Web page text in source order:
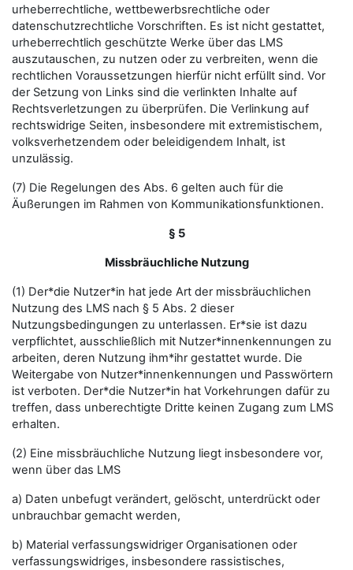
urheberrechtliche, wettbewerbsrechtliche oder
datenschutzrechtliche Vorschriften. Es ist nicht gestattet,
urheberrechtlich geschützte Werke über das LMS
auszutauschen, zu nutzen oder zu verbreiten, wenn die
rechtlichen Voraussetzungen hierfür nicht erfüllt sind. Vor
der Setzung von Links sind die verlinkten Inhalte auf
Rechtsverletzungen zu überprüfen. Die Verlinkung auf
rechtswidrige Seiten, insbesondere mit extremistischem,
volksverhetzendem oder beleidigendem Inhalt, ist
unzulässig.
(7) Die Regelungen des Abs. 6 gelten auch für die
Äußerungen im Rahmen von Kommunikationsfunktionen.
§ 5
Missbräuchliche Nutzung
(1) Der*die Nutzer*in hat jede Art der missbräuchlichen
Nutzung des LMS nach § 5 Abs. 2 dieser
Nutzungsbedingungen zu unterlassen. Er*sie ist dazu
verpflichtet, ausschließlich mit Nutzer*innenkennungen zu
arbeiten, deren Nutzung ihm*ihr gestattet wurde. Die
Weitergabe von Nutzer*innenkennungen und Passwörtern
ist verboten. Der*die Nutzer*in hat Vorkehrungen dafür zu
treffen, dass unberechtigte Dritte keinen Zugang zum LMS
erhalten.
(2) Eine missbräuchliche Nutzung liegt insbesondere vor,
wenn über das LMS
a) Daten unbefugt verändert, gelöscht, unterdrückt oder
unbrauchbar gemacht werden,
b) Material verfassungswidriger Organisationen oder
verfassungswidriges, insbesondere rassistisches,